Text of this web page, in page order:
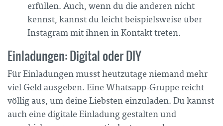
erfüllen. Auch, wenn du die anderen nicht
kennst, kannst du leicht beispielsweise über
Instagram mit ihnen in Kontakt treten.
Einladungen: Digital oder DIY
Für Einladungen musst heutzutage niemand mehr
viel Geld ausgeben. Eine Whatsapp-Gruppe reicht
völlig aus, um deine Liebsten einzuladen. Du kannst
auch eine digitale Einladung gestalten und